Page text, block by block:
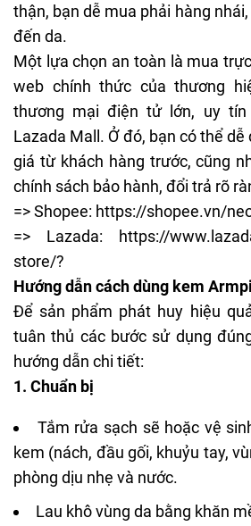
thận, bạn dễ mua phải hàng
đến da.
Một lựa chọn an toàn là mua
web chính thức của thương
thương mại điện tử lớn, uy
Lazada Mall. Ở đó, bạn có thể
giá từ khách hàng trước, cũng
chính sách bảo hành, đổi trả rõ
=> Shopee: https://shopee.vn/
=> Lazada: https://
store/?
Hướng dẫn cách dùng kem
Để sản phẩm phát huy hiệu
tuân thủ các bước sử dụng
hướng dẫn chi tiết:
1. Chuẩn bị
Tắm rửa sạch sẽ hoặc vệ
kem (nách, đầu gối, khuỷu tay,
phòng dịu nhẹ và nước.
Lau khô vùng da bằng khăn